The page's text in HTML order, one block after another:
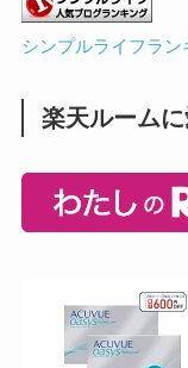
シンプルライフラン
楽天ルーム